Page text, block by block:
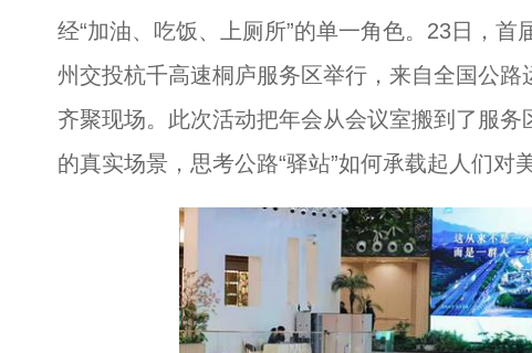
经“加油、吃饭、上厕所”的单一角色。23日，
州交投杭千高速桐庐服务区举行，来自全国公
齐聚现场。此次活动把年会从会议室搬到了服
的真实场景，思考公路“驿站”如何承载起人们对